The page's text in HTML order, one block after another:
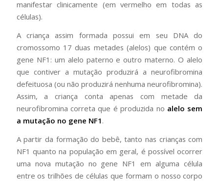
manifestar clinicamente (em vermelho em todas as
células).
A criança assim formada possui em seu DNA do
cromossomo 17 duas metades (alelos) que contém o
gene NF1: um alelo paterno e outro materno. O alelo
que contiver a mutação produzirá a neurofibromina
defeituosa (ou não produzirá nenhuma neurofibromina).
Assim, a criança conta apenas com metade da
neurofibromina correta que é produzida no alelo sem
a mutação no gene NF1 .
A partir da formação do bebê, tanto nas crianças com
NF1 quanto na população em geral, é possível ocorrer
uma nova mutação no gene NF1 em alguma célula
entre os trilhões de células que formam o nosso corpo